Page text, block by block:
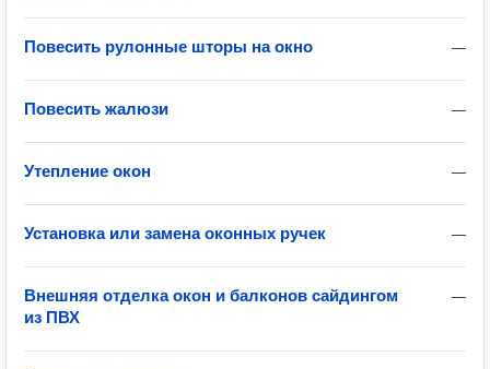
—
Повесить рулонные шторы на окно
—
Повесить жалюзи
—
Утепление окон
—
Установка или замена оконных ручек
—
Внешняя отделка окон и балконов сайдингом
из ПВХ